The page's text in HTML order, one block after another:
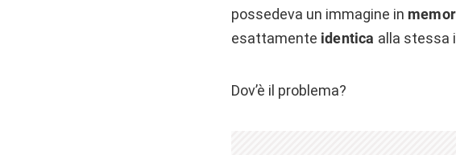
possedeva un immagine in
esattamente identica alla stessa
Dov’è il problema?